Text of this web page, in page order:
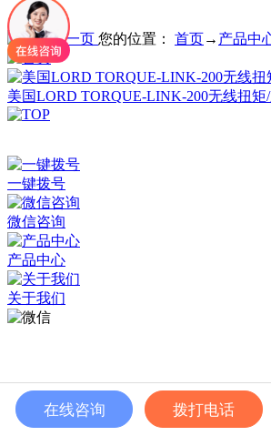
您的位置： 首页→ 产品中
美国LORD TORQUE-LINK-200无线扭矩
一键拨号
微信咨询
产品中心
关于我们
在线咨询 拨打电话